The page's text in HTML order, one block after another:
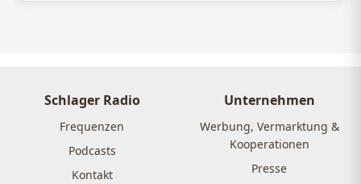
Schlager Radio
Frequenzen
Podcasts
Kontakt
Unternehmen
Werbung, Vermarktung &
Kooperationen
Presse